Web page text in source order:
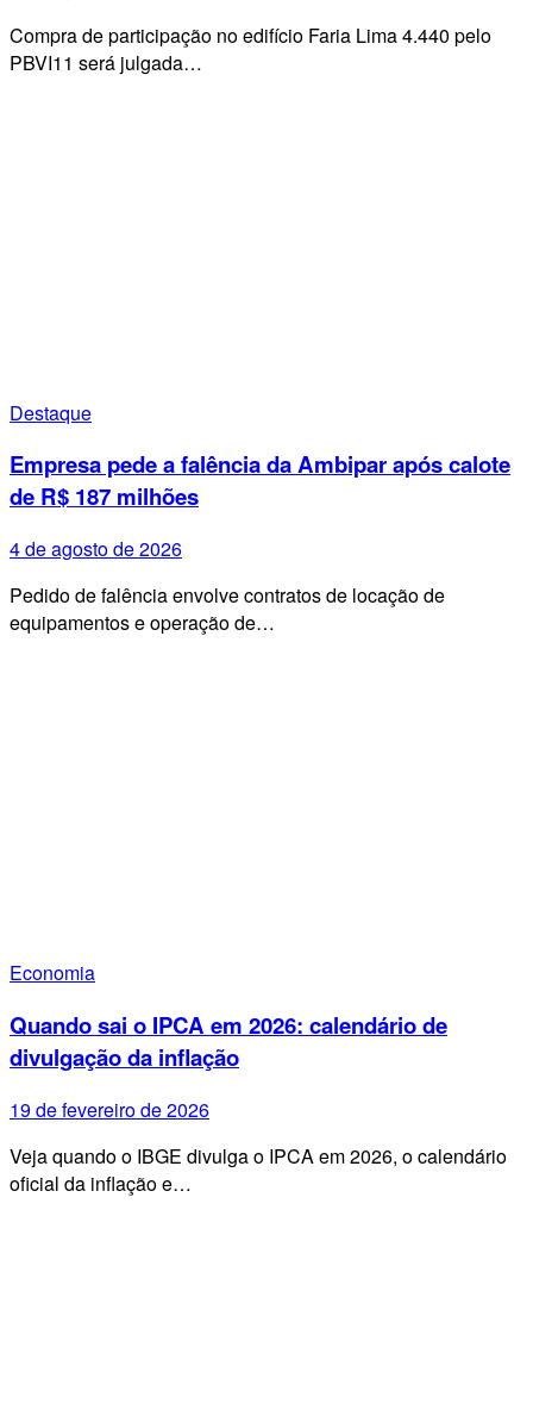
Compra de participação no edifício Faria Lima 4.440 pelo
PBVI11 será julgada…
Destaque
Empresa pede a falência da Ambipar após calote
de R$ 187 milhões
4 de agosto de 2026
Pedido de falência envolve contratos de locação de
equipamentos e operação de…
Economia
Quando sai o IPCA em 2026: calendário de
divulgação da inflação
19 de fevereiro de 2026
Veja quando o IBGE divulga o IPCA em 2026, o calendário
oficial da inflação e…